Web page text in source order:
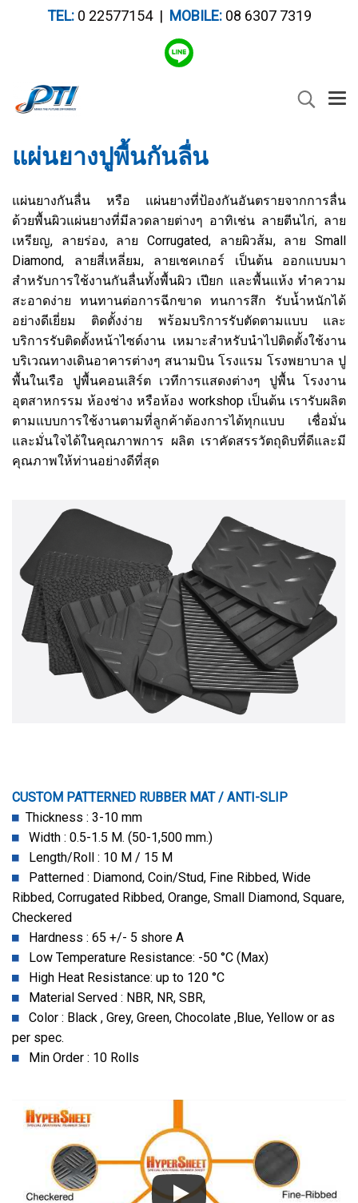
TEL:0 22577154 | MOBILE: 08 6307 7319
แผ่นยางปูพื้นกันลื่น
แผ่นยางกันลื่น หรือ แผ่นยางที่ป้องกันอันตรายจากการลื่น
ด้วยพื้นผิวแผ่นยางที่มีลวดลายต่างๆ อาทิเช่น ลายตีนไก่, ลาย
เหรียญ, ลายร่อง, ลาย Corrugated, ลายผิวส้ม, ลาย Small
Diamond, ลายสี่เหลี่ยม, ลายเชคเกอร์ เป็นต้น ออกแบบมา
สำหรับการใช้งานกันลื่นทั้งพื้นผิว เปียก และพื้นแห้ง ทำความ
สะอาดง่าย ทนทานต่อการฉีกขาด ทนการสึก รับน้ำหนักได้
อย่างดีเยี่ยม ติดตั้งง่าย พร้อมบริการรับตัดตามแบบ และ
บริการรับติดตั้งหน้าไซด์งาน เหมาะสำหรับนำไปติดตั้งใช้งาน
บริเวณทางเดินอาคารต่างๆ สนามบิน โรงแรม โรงพยาบาล ปู
พื้นในเรือ ปูพื้นคอนเสิร์ต เวทีการแสดงต่างๆ ปูพื้น โรงงาน
อุตสาหกรรม ห้องช่าง หรือห้อง workshop เป็นต้น เรารับผลิต
ตามแบบการใช้งานตามที่ลูกค้าต้องการได้ทุกแบบ เชื่อมั่น
และมั่นใจได้ในคุณภาพการ ผลิต เราคัดสรรวัตถุดิบที่ดีและมี
คุณภาพให้ท่านอย่างดีที่สุด
CUSTOM PATTERNED RUBBER MAT / ANTI-SLIP
Thickness : 3-10 mm
Width : 0.5-1.5 M. (50-1,500 mm.)
Length/Roll : 10 M / 15 M
Patterned : Diamond, Coin/Stud, Fine Ribbed, Wide
Ribbed, Corrugated Ribbed, Orange, Small Diamond, Square,
Checkered
Hardness : 65 +/- 5 shore A
Low Temperature Resistance: -50 °C (Max)
High Heat Resistance: up to 120 °C
Material Served : NBR, NR, SBR,
Color : Black , Grey, Green, Chocolate ,Blue, Yellow or as
per spec.
Min Order : 10 Rolls